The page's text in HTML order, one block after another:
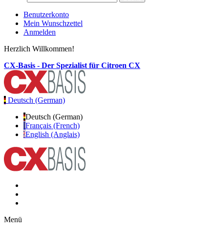
Benutzerkonto
Mein Wunschzettel
Anmelden
Herzlich Willkommen!
CX-Basis - Der Spezialist für Citroen CX
Deutsch (German)
Deutsch (German)
Français (French)
English (Anglais)
Menü